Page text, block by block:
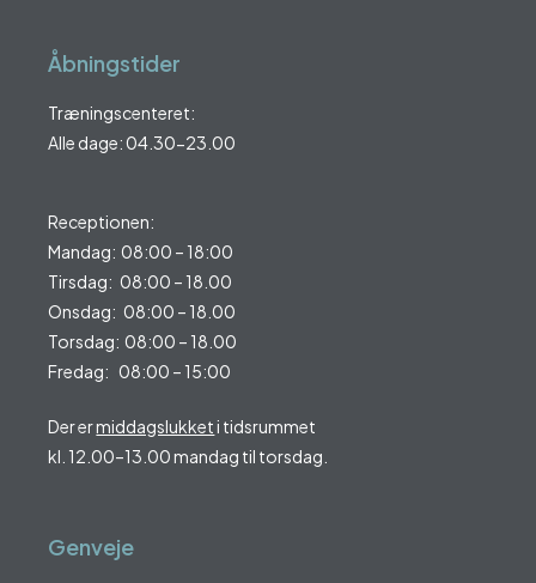
Åbningstider
Træningscenteret:
Alle dage: 04.30-23.00
Receptionen:
Mandag: 08:00 – 18:00
Tirsdag: 08:00 – 18.00
Onsdag: 08:00 – 18.00
Torsdag: 08:00 – 18.00
Fredag: 08:00 – 15:00
Der ermiddagslukketi tidsrummet
kl. 12.00–13.00 mandag til torsdag.
Genveje